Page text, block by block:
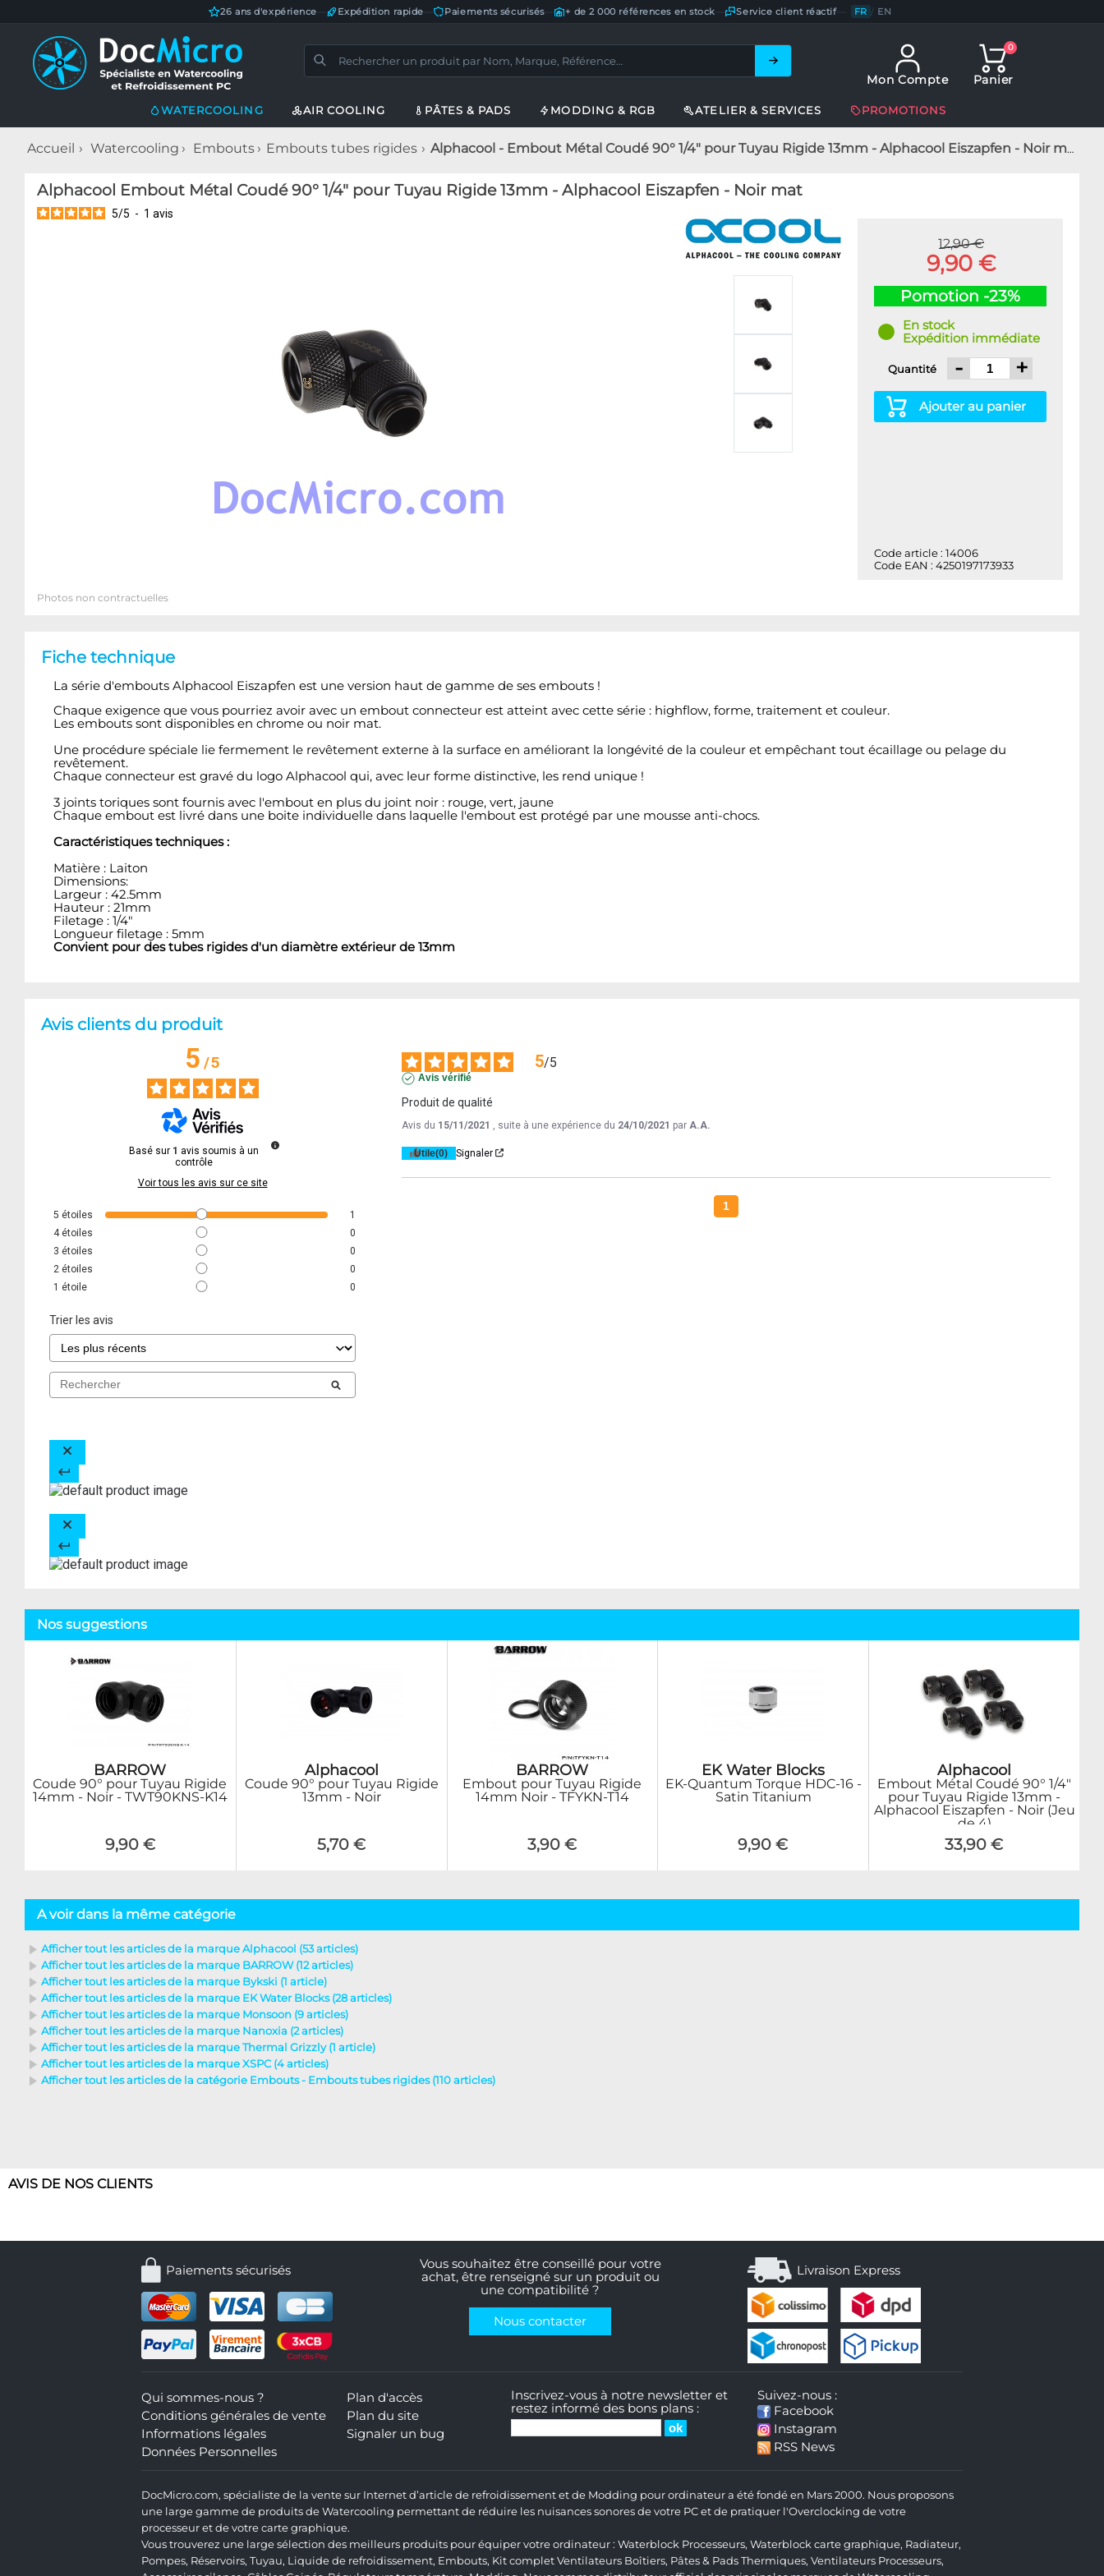
26 ans d'expérience Expédition rapide Paiements sécurisés— + de 2 000 références en stock Service client réactif— FR / EN
Mon Compte
0
Panier
WATERCOOLING AIR COOLING PÂTES & PADS MODDING & RGB ATELIER & SERVICES PROMOTIONS
Accueil Watercooling Embouts Embouts tubes rigides Alphacool - Embout Métal Coudé 90° 1/4" pour Tuyau Rigide 13mm - Alphacool Eiszapfen - Noir mat
Alphacool Embout Métal Coudé 90° 1/4" pour Tuyau Rigide 13mm - Alphacool Eiszapfen - Noir mat
5/5 - 1 avis
12,90 €
9,90 €
Pomotion -23%
En stock
Expédition immédiate
Quantité - +
Ajouter au panier
Code article : 14006
Code EAN : 4250197173933
Photos non contractuelles
Fiche technique
La série d'embouts Alphacool Eiszapfen est une version haut de gamme de ses embouts !
Chaque exigence que vous pourriez avoir avec un embout connecteur est atteint avec cette série : highflow, forme, traitement et couleur.
Les embouts sont disponibles en chrome ou noir mat.
Une procédure spéciale lie fermement le revêtement externe à la surface en améliorant la longévité de la couleur et empêchant tout écaillage ou pelage du
revêtement.
Chaque connecteur est gravé du logo Alphacool qui, avec leur forme distinctive, les rend unique !
3 joints toriques sont fournis avec l'embout en plus du joint noir : rouge, vert, jaune
Chaque embout est livré dans une boite individuelle dans laquelle l'embout est protégé par une mousse anti-chocs.
Caractéristiques techniques :
Matière : Laiton
Dimensions:
Largeur : 42.5mm
Hauteur : 21mm
Filetage : 1/4"
Longueur filetage : 5mm
Convient pour des tubes rigides d'un diamètre extérieur de 13mm
Avis clients du produit
5/5
Basé sur 1 avis soumis à un
contrôle
Voir tous les avis sur ce site
5 étoiles
1
4 étoiles
0
3 étoiles
0
2 étoiles
0
1 étoile 0
Trier les avis
5/5
Avis vérifié
Produit de qualité
Avis du 15/11/2021 , suite à une expérience du 24/10/2021 parA.A.
Utile(0) Signaler
1
Nos suggestions
BARROW
Coude 90° pour Tuyau Rigide
14mm - Noir - TWT90KNS-K14
9,90 €
Alphacool
Coude 90° pour Tuyau Rigide
13mm - Noir
5,70 €
BARROW
Embout pour Tuyau Rigide
14mm Noir - TFYKN-T14
3,90 €
EK Water Blocks
EK-Quantum Torque HDC-16 -
Satin Titanium
9,90 €
Alphacool
Embout Métal Coudé 90° 1/4"
pour Tuyau Rigide 13mm -
Alphacool Eiszapfen - Noir (Jeu
de 4)
33,90 €
A voir dans la même catégorie
Afficher tout les articles de la marque Alphacool (53 articles)
Afficher tout les articles de la marque BARROW (12 articles)
Afficher tout les articles de la marque Bykski (1 article)
Afficher tout les articles de la marque EK Water Blocks (28 articles)
Afficher tout les articles de la marque Monsoon (9 articles)
Afficher tout les articles de la marque Nanoxia (2 articles)
Afficher tout les articles de la marque Thermal Grizzly (1 article)
Afficher tout les articles de la marque XSPC (4 articles)
Afficher tout les articles de la catégorie Embouts - Embouts tubes rigides (110 articles)
AVIS DE NOS CLIENTS
Paiements sécurisés
Vous souhaitez être conseillé pour votre
achat, être renseigné sur un produit ou
une compatibilité ?
Nous contacter
Livraison Express
Qui sommes-nous ?
Conditions générales de vente
Informations légales
Données Personnelles
Plan d'accès
Plan du site
Signaler un bug
Inscrivez-vous à notre newsletter et
restez informé des bons plans :
Suivez-nous :
Facebook
Instagram
RSS News
DocMicro.com, spécialiste de la vente sur Internet d’article de refroidissement et de Modding pour ordinateur a été fondé en Mars 2000. Nous proposons
une large gamme de produits de Watercooling permettant de réduire les nuisances sonores de votre PC et de pratiquer l'Overclocking de votre
processeur et de votre carte graphique.
Vous trouverez une large sélection des meilleurs produits pour équiper votre ordinateur : Waterblock Processeurs, Waterblock carte graphique, Radiateur,
Pompes, Réservoirs, Tuyau, Liquide de refroidissement, Embouts, Kit complet Ventilateurs Boîtiers, Pâtes & Pads Thermiques, Ventilateurs Processeurs,